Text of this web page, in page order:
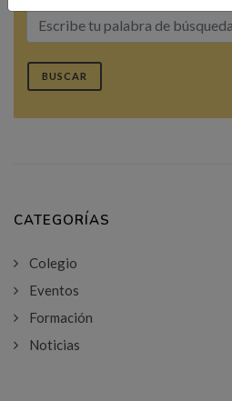
BUSCAR
CATEGORÍAS
Colegio
Eventos
Formación
Noticias